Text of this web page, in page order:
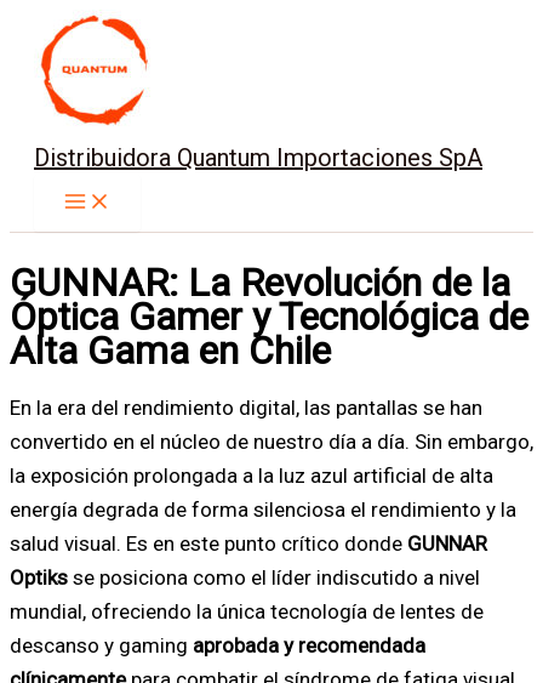
contenido
Distribuidora Quantum Importaciones SpA
GUNNAR: La Revolución de la
Óptica Gamer y Tecnológica de
Alta Gama en Chile
En la era del rendimiento digital, las pantallas se han
convertido en el núcleo de nuestro día a día. Sin embargo,
la exposición prolongada a la luz azul artificial de alta
energía degrada de forma silenciosa el rendimiento y la
salud visual. Es en este punto crítico donde GUNNAR
Optiks se posiciona como el líder indiscutido a nivel
mundial, ofreciendo la única tecnología de lentes de
descanso y gaming aprobada y recomendada